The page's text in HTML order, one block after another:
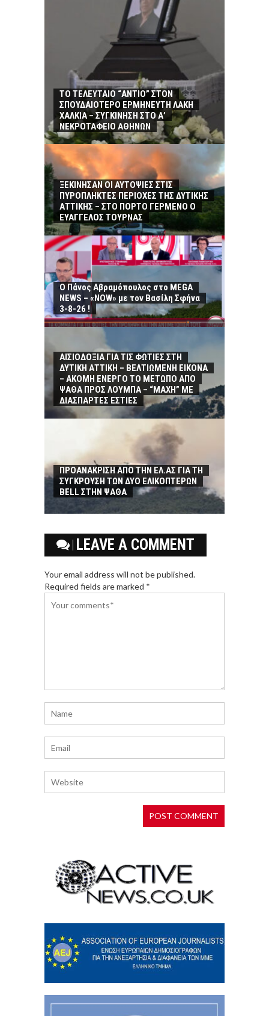
ΤΟ ΤΕΛΕΥΤΑΙΟ “ΑΝΤΙΟ” ΣΤΟΝ
ΣΠΟΥΔΑΙΟΤΕΡΟ ΕΡΜΗΝΕΥΤΗ ΛΑΚΗ
ΧΑΛΚΙΑ – ΣΥΓΚΙΝΗΣΗ ΣΤΟ Α’
ΝΕΚΡΟΤΑΦΕΙΟ ΑΘΗΝΩΝ
ΞΕΚΙΝΗΣΑΝ ΟΙ ΑΥΤΟΨΙΕΣ ΣΤΙΣ
ΠΥΡΟΠΛΗΚΤΕΣ ΠΕΡΙΟΧΕΣ ΤΗΣ ΔΥΤΙΚΗΣ
ΑΤΤΙΚΗΣ – ΣΤΟ ΠΟΡΤΟ ΓΕΡΜΕΝΟ Ο
ΕΥΑΓΓΕΛΟΣ ΤΟΥΡΝΑΣ
Ο Πάνος Αβραμόπουλος στο MEGA
NEWS – «NOW» με τον Βασίλη Σφήνα
3-8-26 !
ΑΙΣΙΟΔΟΞΙΑ ΓΙΑ ΤΙΣ ΦΩΤΙΕΣ ΣΤΗ
ΔΥΤΙΚΗ ΑΤΤΙΚΗ – ΒΕΛΤΙΩΜΕΝΗ ΕΙΚΟΝΑ
– ΑΚΟΜΗ ΕΝΕΡΓΟ ΤΟ ΜΕΤΩΠΟ ΑΠΟ
ΨΑΘΑ ΠΡΟΣ ΛΟΥΜΠΑ – “ΜΑΧΗ” ΜΕ
ΔΙΑΣΠΑΡΤΕΣ ΕΣΤΙΕΣ
ΠΡΟΑΝΑΚΡΙΣΗ ΑΠΟ ΤΗΝ ΕΛ.ΑΣ ΓΙΑ ΤΗ
ΣΥΓΚΡΟΥΣΗ ΤΩΝ ΔΥΟ ΕΛΙΚΟΠΤΕΡΩΝ
BELL ΣΤΗΝ ΨΑΘΑ
LEAVE A COMMENT
Your email address will not be published.
Required fields are marked *